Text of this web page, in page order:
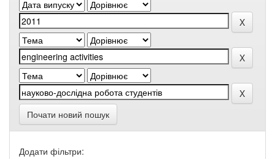
Почати новий пошук
Додати фільтри: